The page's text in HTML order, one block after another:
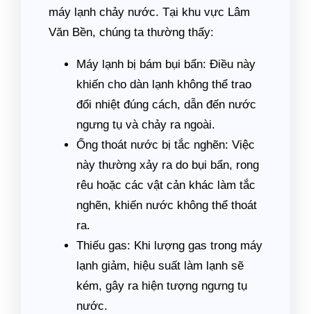
máy lạnh chảy nước. Tại khu vực Lâm
Văn Bền, chúng ta thường thấy:
Máy lạnh bị bám bụi bẩn: Điều này
khiến cho dàn lạnh không thể trao
đổi nhiệt đúng cách, dẫn đến nước
ngưng tụ và chảy ra ngoài.
Ống thoát nước bị tắc nghẽn: Việc
này thường xảy ra do bụi bẩn, rong
rêu hoặc các vật cản khác làm tắc
nghẽn, khiến nước không thể thoát
ra.
Thiếu gas: Khi lượng gas trong máy
lạnh giảm, hiệu suất làm lạnh sẽ
kém, gây ra hiện tượng ngưng tụ
nước.